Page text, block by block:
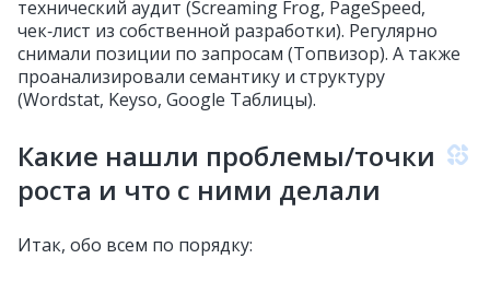
технический аудит (Screaming Frog, PageSpeed,
чек‑лист из собственной разработки). Регулярно
снимали позиции по запросам (Топвизор). А также
проанализировали семантику и структуру
(Wordstat, Keyso, Google Таблицы).
Какие нашли проблемы/точки
роста и что с ними делали
Итак, обо всем по порядку: